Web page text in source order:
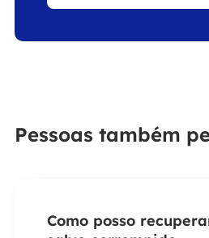
Pessoas também
Como posso